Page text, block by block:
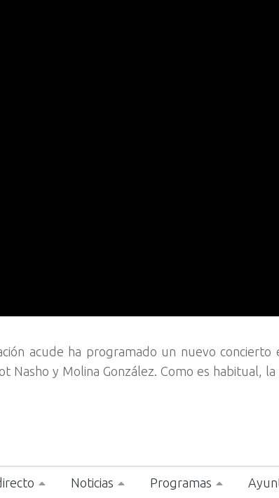
acude ha programado un nuevo
Nasho y Molina González. Como es habitual,
Noticias Programas